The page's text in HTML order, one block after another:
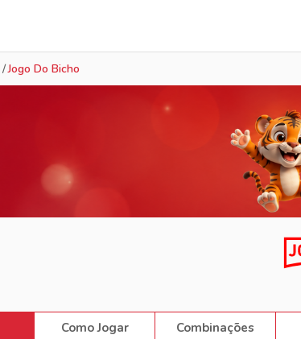
Jogo Do Bicho
Como Jogar Combinações